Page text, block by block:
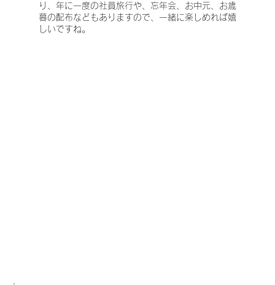
り、年に一度の社員旅行や、忘年会、お中元、お歳
暮の配布などもありますので、一緒に楽しめれば嬉
しいですね。